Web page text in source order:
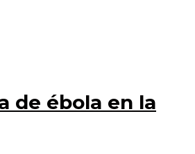
de ébola en la